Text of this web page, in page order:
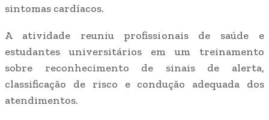
sintomas cardíacos.
A atividade reuniu profissionais de saúde e
estudantes universitários em um treinamento
sobre reconhecimento de sinais de alerta,
classificação de risco e condução adequada dos
atendimentos.